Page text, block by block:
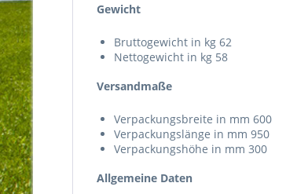
Gewicht
Bruttogewicht in kg 62
Nettogewicht in kg 58
Versandmaße
Verpackungsbreite in mm 600
Verpackungslänge in mm 950
Verpackungshöhe in mm 300
Allgemeine Daten